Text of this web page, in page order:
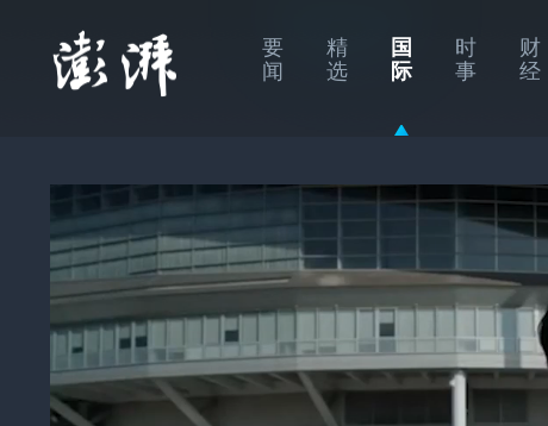
要
闻
精
选
国
际
时
事
财
经